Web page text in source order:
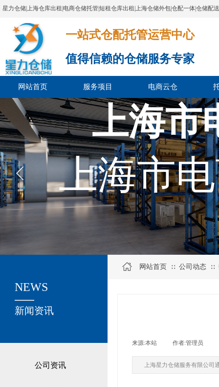
星力仓储|上海仓库出租|电商仓储托管|短租仓库出租|上海仓储外包|仓配一体|仓储配
一站式仓配托管运营中心​​​​​​​​​​​​​​​​​
值得信赖的仓储服务专家
网站首页 服务项目 电商云仓
上海市
上海市
公司资讯
关于我们
新闻资讯
NEWS
网站首页 ∷ 公司动态 ∷
来源:本站 作者:管理员
上海星力仓储服务有限公